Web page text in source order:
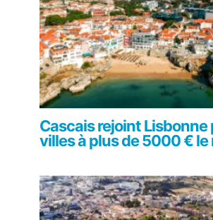
Cascais rejoint Lisbonne
villes à plus de 5000 € le